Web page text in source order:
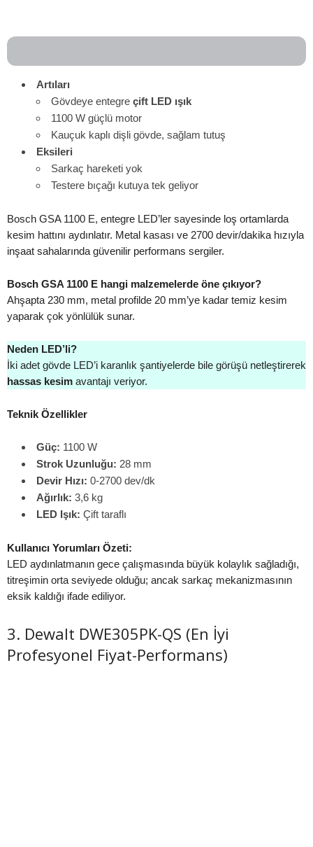
Artıları
Gövdeye entegre çift LED ışık
1100 W güçlü motor
Kauçuk kaplı dişli gövde, sağlam tutuş
Eksileri
Sarkaç hareketi yok
Testere bıçağı kutuya tek geliyor
Bosch GSA 1100 E, entegre LED’ler sayesinde loş ortamlarda
kesim hattını aydınlatır. Metal kasası ve 2700 devir/dakika hızıyla
inşaat sahalarında güvenilir performans sergiler.
Bosch GSA 1100 E hangi malzemelerde öne çıkıyor?
Ahşapta 230 mm, metal profilde 20 mm’ye kadar temiz kesim
yaparak çok yönlülük sunar.
Neden LED’li?
İki adet gövde LED’i karanlık şantiyelerde bile görüşü netleştirerek
hassas kesim avantajı veriyor.
Teknik Özellikler
Güç: 1100 W
Strok Uzunluğu: 28 mm
Devir Hızı: 0-2700 dev/dk
Ağırlık: 3,6 kg
LED Işık: Çift taraflı
Kullanıcı Yorumları Özeti:
LED aydınlatmanın gece çalışmasında büyük kolaylık sağladığı,
titreşimin orta seviyede olduğu; ancak sarkaç mekanizmasının
eksik kaldığı ifade ediliyor.
3. Dewalt DWE305PK-QS (En İyi
Profesyonel Fiyat-Performans)